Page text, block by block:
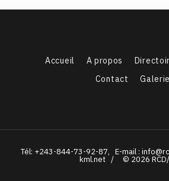
Accueil A propos
Contact
Galerie
Tél: +243-844-73-92-87, E-mail :
kml.net / © 2026 RCD/